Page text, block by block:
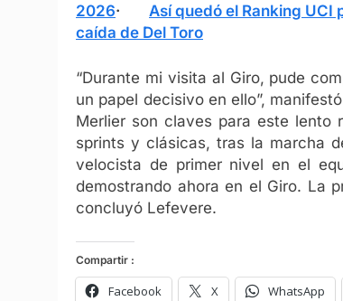
2026· Así quedó el Ranking UCI
caída de Del Toro
“Durante mi visita al Giro, pude
un papel decisivo en ello”,
Merlier son claves para este lento
sprints y clásicas, tras la marcha
velocista de primer nivel en el
demostrando ahora en el Giro. La
concluyó Lefevere.
Compartir :
Facebook X WhatsApp